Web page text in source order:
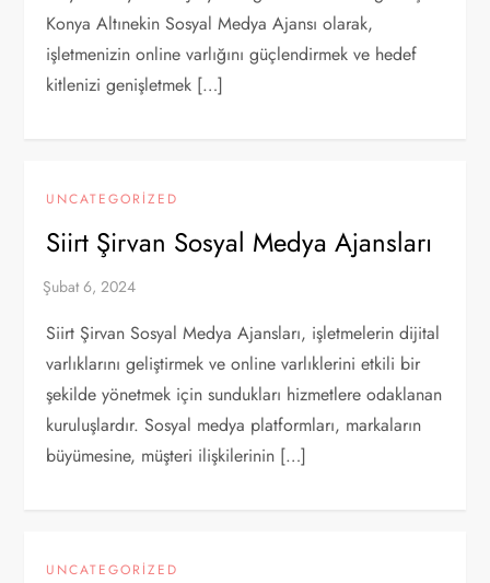
Konya Altınekin Sosyal Medya Ajansı olarak,
işletmenizin online varlığını güçlendirmek ve hedef
kitlenizi genişletmek […]
UNCATEGORIZED
Siirt Şirvan Sosyal Medya Ajansları
Siirt Şirvan Sosyal Medya Ajansları, işletmelerin dijital
varlıklarını geliştirmek ve online varlıklerini etkili bir
şekilde yönetmek için sundukları hizmetlere odaklanan
kuruluşlardır. Sosyal medya platformları, markaların
büyümesine, müşteri ilişkilerinin […]
UNCATEGORIZED